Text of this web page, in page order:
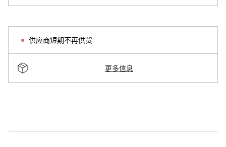
供应商短期不再供货
更多信息